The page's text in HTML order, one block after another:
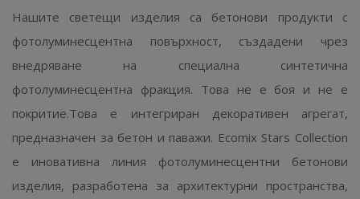
Нашите светещи изделия са бетонови продукти с
фотолуминесцентна повърхност, създадени чрез
внедряване на специална синтетична
фотолуминесцентна фракция. Това не е боя и не е
покритие.Това е интегриран декоративен агрегат,
предназначен за бетон и паважи. Ecomix Stars Collection
е иновативна линия фотолуминесцентни бетонови
изделия, разработена за архитектурни пространства,